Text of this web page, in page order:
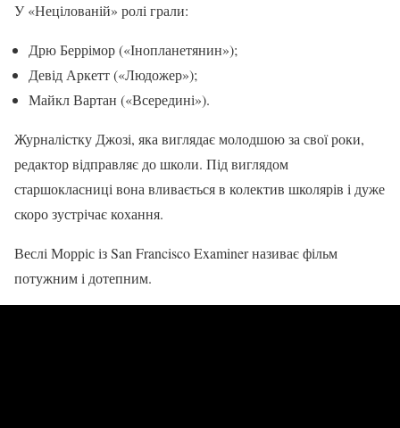
У «Нецілованій» ролі грали:
Дрю Беррімор («Інопланетянин»);
Девід Аркетт («Людожер»);
Майкл Вартан («Всередині»).
Журналістку Джозі, яка виглядає молодшою за свої роки,
редактор відправляє до школи. Під виглядом
старшокласниці вона вливається в колектив школярів і дуже
скоро зустрічає кохання.
Веслі Морріс із San Francisco Examiner називає фільм
потужним і дотепним.